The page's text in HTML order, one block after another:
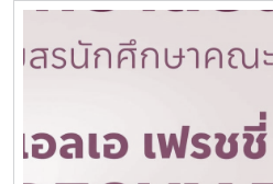
นี้ ผู้ช่วยศาสตราจารย์ ดร.ปารดา
คณะศิลปศาสตร์ ให้เกียรติเป็นประ
คณาจารย์ทุกหลักสูตรฯ เข้าแนะนำ
พร้อมทั้งยังเข้าร่วมเยี่ยมชมศูนย์นวั
ออกแบบสื่อสร้างสรรค์ คณะศิลปศา